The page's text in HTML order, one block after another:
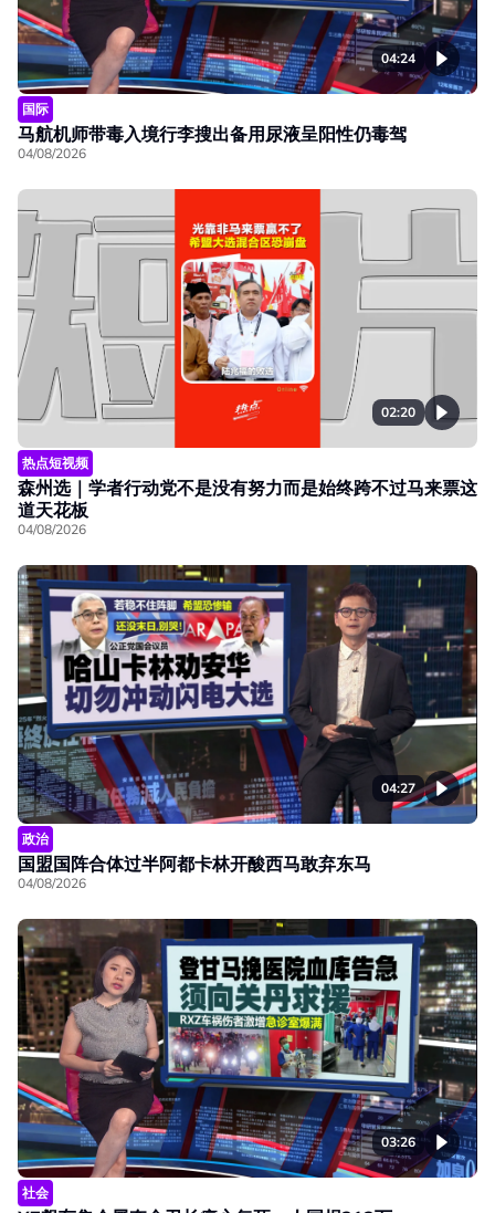
04:24
国际
马航机师带毒入境行李搜出备用尿液呈阳性仍毒驾
04/08/2026
02:20
热点短视频
森州选｜学者行动党不是没有努力而是始终跨不过马来票这
道天花板
04/08/2026
04:27
政治
国盟国阵合体过半阿都卡林开酸西马敢弃东马
04/08/2026
03:26
社会